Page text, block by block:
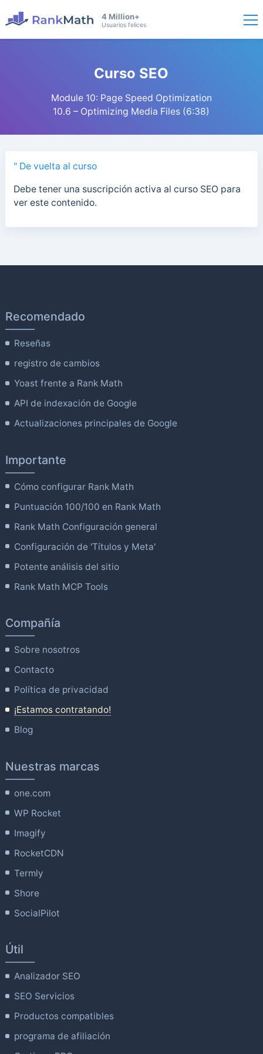
4 Million+
Usuarios felices
Curso SEO
Module 10: Page Speed Optimization
10.6 – Optimizing Media Files (6:38)
" De vuelta al curso
Debe tener una suscripción activa al curso SEO para
ver este contenido.
Recomendado
Reseñas
registro de cambios
Yoast frente a Rank Math
API de indexación de Google
Actualizaciones principales de Google
Importante
Cómo configurar Rank Math
Puntuación 100/100 en Rank Math
Rank Math Configuración general
Configuración de 'Títulos y Meta'
Potente análisis del sitio
Rank Math MCP Tools
Compañía
Sobre nosotros
Contacto
Política de privacidad
¡Estamos contratando!
Blog
Nuestras marcas
one.com
WP Rocket
Imagify
RocketCDN
Termly
Shore
SocialPilot
Útil
Analizador SEO
SEO Servicios
Productos compatibles
programa de afiliación